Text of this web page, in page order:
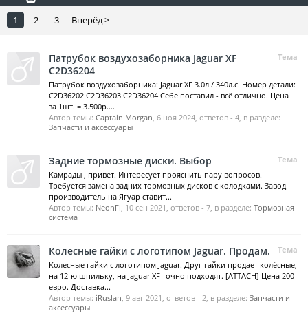
1 2 3 Вперёд >
Тема
Патрубок воздухозаборника Jaguar XF
C2D36204
Патрубок воздухозаборника: Jaguar XF 3.0л / 340л.с. Номер детали:
C2D36202 C2D36203 C2D36204 Себе поставил - всё отлично. Цена
за 1шт. = 3.500р....
Автор темы: Captain Morgan, 6 ноя 2024, ответов - 4, в разделе:
Запчасти и аксессуары
Тема
Задние тормозные диски. Выбор
Камрады , привет. Интересует прояснить пару вопросов.
Требуется замена задних тормозных дисков с колодками. Завод
производитель на Ягуар ставит...
Автор темы: NeonFi, 10 сен 2021 , ответов - 7, в разделе: Тормозная
система
Тема
Колесные гайки с логотипом Jaguar. Продам.
Колесные гайки с логотипом Jaguar. Друг гайки продает колёсные,
на 12-ю шпильку, на Jaguar XF точно подходят. [ATTACH] Цена 200
евро. Доставка...
Автор темы: iRuslan, 9 авг 2021 , ответов - 2, в разделе: Запчасти и
аксессуары